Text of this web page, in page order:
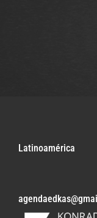
Latinoamérica